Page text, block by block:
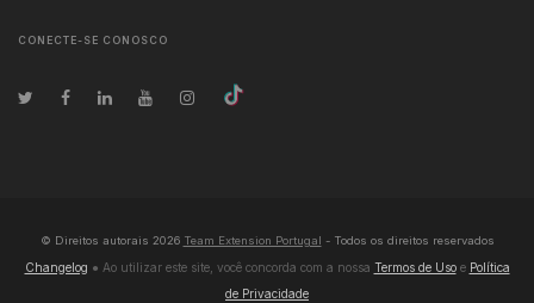
CONECTE-SE CONOSCO
© Direitos autorais 2026 Team Extension Portugal - Todos os direitos reservados
Changelog ● Ao utilizar este site, você concorda com a nossa Termos de Usoe Política
de Privacidade